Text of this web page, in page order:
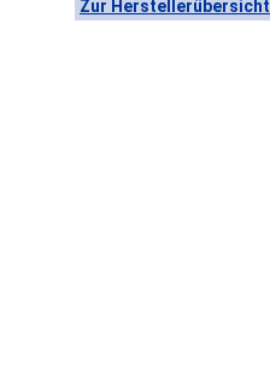
Zur Herstellerübersicht